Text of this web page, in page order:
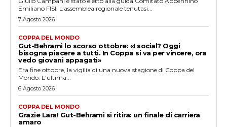
Emiliano FISI. L’assemblea regionale tenutasi...
7 Agosto 2026
COPPA DEL MONDO
Gut-Behrami lo scorso ottobre: «I social? Oggi
bisogna piacere a tutti. In Coppa si va per vincere, ora
vedo giovani appagati»
Era fine ottobre, la vigilia di una nuova stagione di Coppa del
Mondo. L'ultima...
6 Agosto 2026
COPPA DEL MONDO
Grazie Lara! Gut-Behrami si ritira: un finale di carriera
amaro